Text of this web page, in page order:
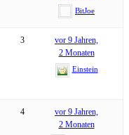
BitJoe
3
vor 9 Jahren,
2 Monaten
Einstein
4
vor 9 Jahren,
2 Monaten